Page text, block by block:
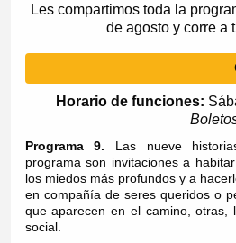
Les compartimos toda la
de agosto y corre a
Horario de funciones:
Programa 9. Las nueve
programa son invitaciones a
los miedos más profundos y a
en compañía de seres queridos o
que aparecen en el camino, otras,
social.